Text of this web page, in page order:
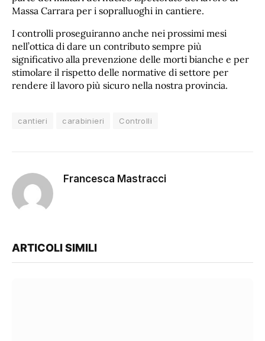
Massa Carrara per i sopralluoghi in cantiere.
I controlli proseguiranno anche nei prossimi mesi
nell’ottica di dare un contributo sempre più
significativo alla prevenzione delle morti bianche e per
stimolare il rispetto delle normative di settore per
rendere il lavoro più sicuro nella nostra provincia.
cantieri carabinieri Controlli
Francesca Mastracci
ARTICOLI SIMILI